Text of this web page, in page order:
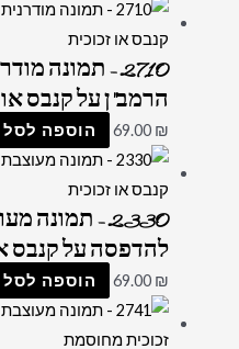
2710 – תמונה
הרמב"ן על קנבס
69.00 ₪ הוספה לסל
2330 –
להדפסה על קנבס
69.00 ₪ הוספה לסל